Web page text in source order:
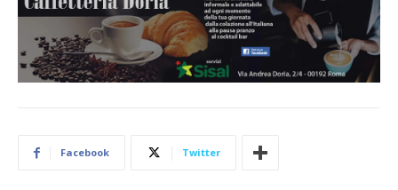
Facebook Twitter